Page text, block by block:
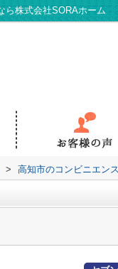
ら株式会社SORAホーム
> 高知市のコンビニエン